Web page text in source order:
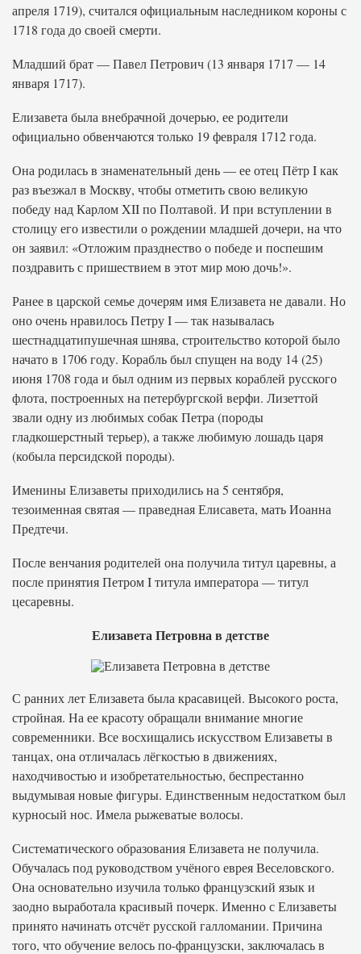
апреля 1719), считался официальным наследником короны с
1718 года до своей смерти.
Младший брат — Павел Петрович (13 января 1717 — 14
января 1717).
Елизавета была внебрачной дочерью, ее родители
официально обвенчаются только 19 февраля 1712 года.
Она родилась в знаменательный день — ее отец Пётр I как
раз въезжал в Москву, чтобы отметить свою великую
победу над Карлом XII по Полтавой. И при вступлении в
столицу его известили о рождении младшей дочери, на что
он заявил: «Отложим празднество о победе и поспешим
поздравить с пришествием в этот мир мою дочь!».
Ранее в царской семье дочерям имя Елизавета не давали. Но
оно очень нравилось Петру I — так называлась
шестнадцатипушечная шнява, строительство которой было
начато в 1706 году. Корабль был спущен на воду 14 (25)
июня 1708 года и был одним из первых кораблей русского
флота, построенных на петербургской верфи. Лизеттой
звали одну из любимых собак Петра (породы
гладкошерстный терьер), а также любимую лошадь царя
(кобыла персидской породы).
Именины Елизаветы приходились на 5 сентября,
тезоименная святая — праведная Елисавета, мать Иоанна
Предтечи.
После венчания родителей она получила титул царевны, а
после принятия Петром I титула императора — титул
цесаревны.
Елизавета Петровна в детстве
С ранних лет Елизавета была красавицей. Высокого роста,
стройная. На ее красоту обращали внимание многие
современники. Все восхищались искусством Елизаветы в
танцах, она отличалась лёгкостью в движениях,
находчивостью и изобретательностью, беспрестанно
выдумывая новые фигуры. Единственным недостатком был
курносый нос. Имела рыжеватые волосы.
Систематического образования Елизавета не получила.
Обучалась под руководством учёного еврея Веселовского.
Она основательно изучила только французский язык и
заодно выработала красивый почерк. Именно с Елизаветы
принято начинать отсчёт русской галломании. Причина
того, что обучение велось по-французски, заключалась в